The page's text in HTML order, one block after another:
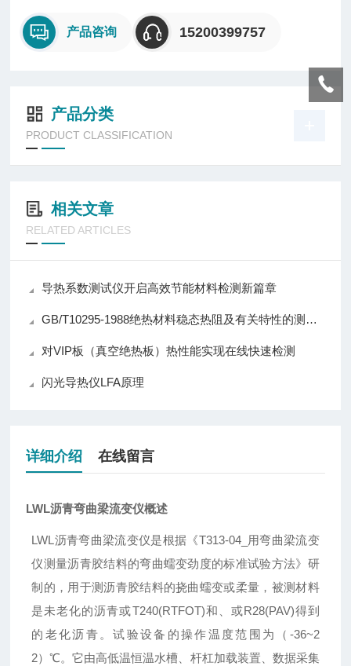
产品咨询 15200399757
产品分类
PRODUCT CLASSIFICATION
相关文章
RELATED ARTICLES
导热系数测试仪开启高效节能材料检测新篇章
GB/T10295-1988绝热材料稳态热阻及有关特性的测定热流计法
对VIP板（真空绝热板）热性能实现在线快速检测
闪光导热仪LFA原理
详细介绍 在线留言
LWL沥青弯曲梁流变仪概述
LWL沥青弯曲梁流变仪是根据《T313-04_ 用弯曲梁流变
仪测量沥青胶结料的弯曲蠕变劲度的标准试验方法》研
制的，用于测沥青胶结料的挠曲蠕变或柔量，被测材料
是未老化的沥青或T240(RTFOT)和、或R28(PAV)得到
的老化沥青。试验设备的操作温度范围为（-36~2
2）℃。它由高低温恒温水槽、杆杠加载装置、数据采集